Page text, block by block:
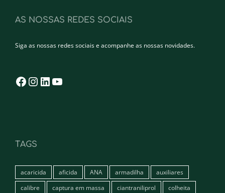
AS NOSSAS REDES SOCIAIS
Siga as nossas redes sociais e acompanhe as nossas novidades.
Facebook
Instagram
LinkedIn
TAGS
acaricida aficida ANA armadilha
auxiliares
calibre
captura em massa ciantraniliprol
colheita